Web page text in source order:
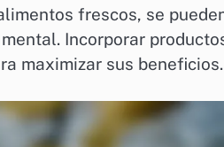
frescos, se
Incorporar
maximizar sus beneficios.